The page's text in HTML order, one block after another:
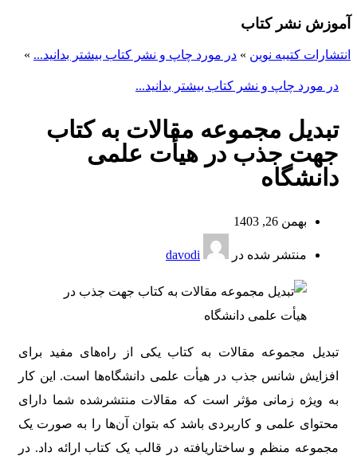
آموزش نشر کتاب
انتشارات کتیبه نوین » در مورد چاپ و نشر کتاب بیشتر بدانید... »
در مورد چاپ و نشر کتاب بیشتر بدانید...
تبدیل مجموعه مقالات به کتاب
جهت جذب در هیأت علمی
دانشگاه
بهمن 26, 1403
منتشر شده در davodi
تبدیل مجموعه مقالات به کتاب یکی از راه‌های مفید برای
افزایش شانس جذب در هیأت علمی دانشگاه‌ها است. این کار
به ویژه زمانی مؤثر است که مقالات منتشرشده شما دارای
محتوای علمی و کاربردی باشد که بتوان آن‌ها را به صورت یک
مجموعه منظم و ساختاریافته در قالب یک کتاب ارائه داد. در